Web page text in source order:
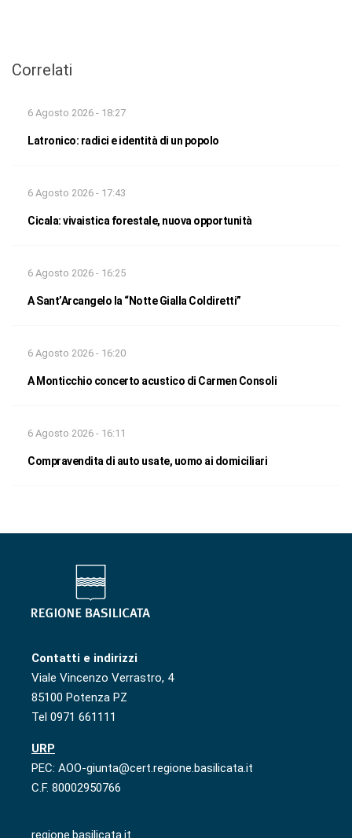
Correlati
6 Agosto 2026 - 18:27
Latronico: radici e identità di un popolo
6 Agosto 2026 - 17:43
Cicala: vivaistica forestale, nuova opportunità
6 Agosto 2026 - 16:25
A Sant’Arcangelo la “Notte Gialla Coldiretti”
6 Agosto 2026 - 16:20
A Monticchio concerto acustico di Carmen Consoli
6 Agosto 2026 - 16:11
Compravendita di auto usate, uomo ai domiciliari
Contatti e indirizzi
Viale Vincenzo Verrastro, 4
85100 Potenza PZ
Tel 0971 661111
URP
PEC: AOO-giunta@cert.regione.basilicata.it
C.F. 80002950766
regione.basilicata.it